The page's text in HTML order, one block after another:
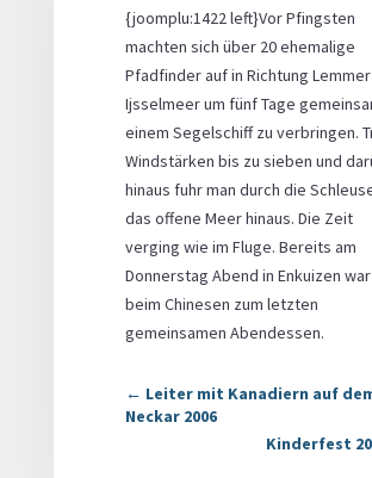
{joomplu:1422 left}Vor Pfingsten
machten sich über 20 ehemalige
Pfadfinder auf in Richtung
Ijsselmeer um fünf Tage
einem Segelschiff zu verbringen.
Windstärken bis zu sieben und
hinaus fuhr man durch die
das offene Meer hinaus. Die Zeit
verging wie im Fluge. Bereits am
Donnerstag Abend in Enkuizen
beim Chinesen zum letzten
gemeinsamen Abendessen.
← Leiter mit Kanadiern auf
Neckar 2006
Kinderfest